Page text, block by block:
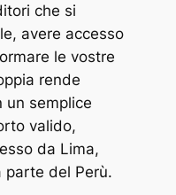
che si
avere accesso
le vostre
rende
un semplice
valido,
da Lima,
parte del Perù.